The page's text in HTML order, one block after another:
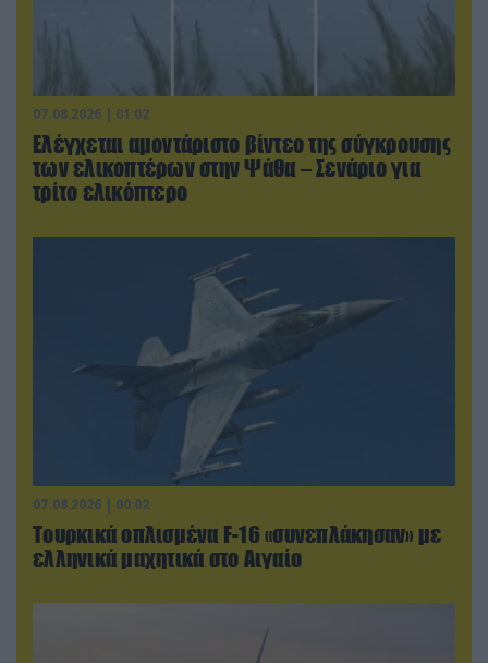
07.08.2026 | 01:02
Ελέγχεται αμοντάριστο βίντεο της σύγκρουσης
των ελικοπτέρων στην Ψάθα – Σενάριο για
τρίτο ελικόπτερο
07.08.2026 | 00:02
Τουρκικά οπλισμένα F-16 «συνεπλάκησαν» με
ελληνικά μαχητικά στο Αιγαίο